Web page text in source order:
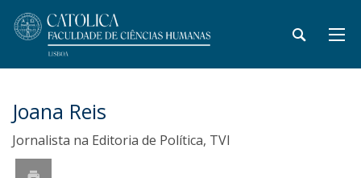
Joana Reis
Jornalista na Editoria de Política, TVI